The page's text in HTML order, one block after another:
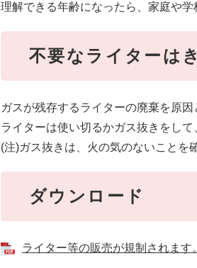
理解できる年齢になったら、家庭や
不要なライターは
ガスが残存するライターの廃棄を原因
ライターは使い切るかガス抜きをし
(注)ガス抜きは、火の気のないことを
ダウンロード
ライター等の販売が規制されます